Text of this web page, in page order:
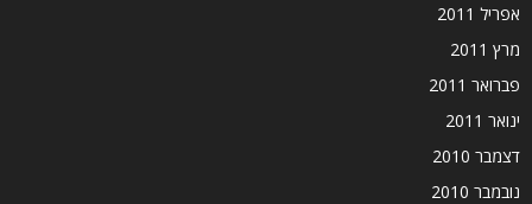
אפריל 2011
מרץ 2011
פברואר 2011
ינואר 2011
דצמבר 2010
נובמבר 2010